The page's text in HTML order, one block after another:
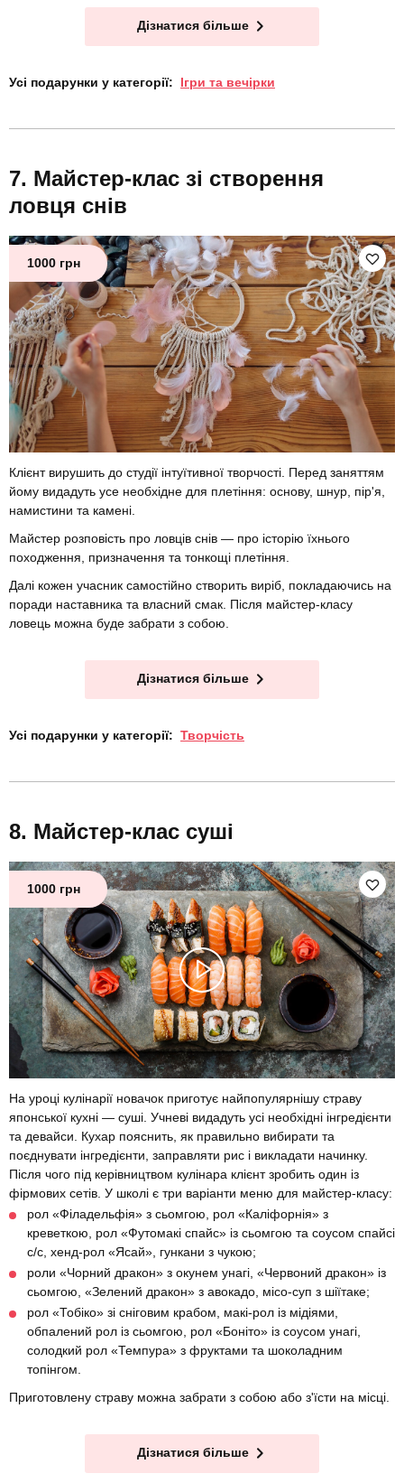
Дізнатися більше
Усі подарунки у категорії: Ігри та вечірки
Майстер-клас зі створення
ловця снів
1000 грн
Клієнт вирушить до студії інтуїтивної творчості. Перед заняттям
йому видадуть усе необхідне для плетіння: основу, шнур, пір'я,
намистини та камені.
Майстер розповість про ловців снів — про історію їхнього
походження, призначення та тонкощі плетіння.
Далі кожен учасник самостійно створить виріб, покладаючись на
поради наставника та власний смак. Після майстер-класу
ловець можна буде забрати з собою.
Дізнатися більше
Усі подарунки у категорії: Творчість
Майстер-клас суші
1000 грн
На уроці кулінарії новачок приготує найпопулярнішу страву
японської кухні — суші. Учневі видадуть усі необхідні інгредієнти
та девайси. Кухар пояснить, як правильно вибирати та
поєднувати інгредієнти, заправляти рис і викладати начинку.
Після чого під керівництвом кулінара клієнт зробить один із
фірмових сетів. У школі є три варіанти меню для майстер-класу:
рол «Філадельфія» з сьомгою, рол «Каліфорнія» з
креветкою, рол «Футомакі спайс» із сьомгою та соусом спайсі
с/с, хенд-рол «Ясай», гункани з чукою;
роли «Чорний дракон» з окунем унагі, «Червоний дракон» із
сьомгою, «Зелений дракон» з авокадо, місо-суп з шіїтаке;
рол «Тобіко» зі сніговим крабом, макі-рол із мідіями,
обпалений рол із сьомгою, рол «Боніто» із соусом унагі,
солодкий рол «Темпура» з фруктами та шоколадним
топінгом.
Приготовлену страву можна забрати з собою або з'їсти на місці.
Дізнатися більше